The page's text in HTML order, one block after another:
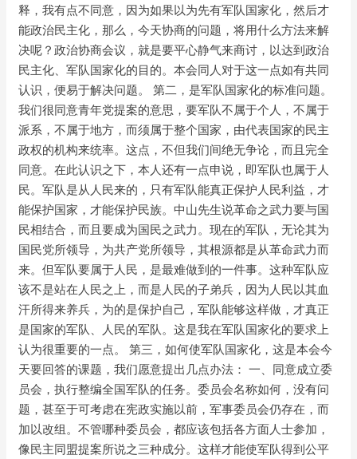
释，我有点不同意，因为如果以为先有军队国家化，然后才
能政治民主化，那么，今天协商的问题，将用什么方法来解
决呢？政治协商会议，就是要平心静气来商讨，以达到政治
民主化、军队国家化的目的。本会同人对于这一点如有共同
认识，便易于解决问题。 第二，是军队国家化的标准问题。
我们很同意青年党提案的意思，要军队不属于个人，不属于
派系，不属于地方，而须属于整个国家，由代表国家的民主
政权的机构来统率。这点，不但我们间绝无争论，而且完全
同意。在此认识之下，本人还有一点申说，即军队也属于人
民。军队是从人民来的，只有军队能真正保护人民利益，才
能保护国家，才能保护民族。中山先生说革命之武力要与国
民相结合，而且要成为国民之武力。现在的军队，无论其为
国民党所领导，为共产党所领导，其根源都是从革命武力而
来。但军队要属于人民，是最难做到的一件事。这种军队应
该不是站在人民之上，而是人民的子弟兵，因为人民以其血
汗所得来养兵，为的是保护自己，军队能够这样做，才真正
是国家的军队、人民的军队。这是我在军队国家化的要求上
认为很重要的一点。 第三，如何使军队国家化，这是本会今
天要回答的课题，我们愿意提出几点办法： 一、同意成立委
员会，执行整编全国军队的任务。委员会名称如何，没有问
题，甚至于可考虑在宪政实施以前，军事委员会仍存在，而
加以改组。不管哪种委员会，都应该包括各方面人士参加，
像民主同盟提案所说之三种成分。这样才能使军队得到公平